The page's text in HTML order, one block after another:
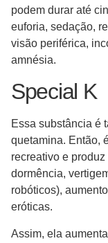
podem durar até
euforia, sedação,
visão periférica,
amnésia.
Special K
Essa substância é
quetamina. Então,
recreativo e
dormência,
robóticos),
eróticas.
Assim, ela